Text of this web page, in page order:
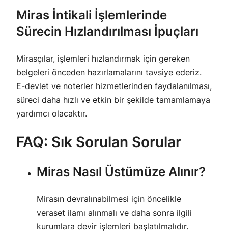
Miras İntikali İşlemlerinde
Sürecin Hızlandırılması İpuçları
Mirasçılar, işlemleri hızlandırmak için gereken
belgeleri önceden hazırlamalarını tavsiye ederiz.
E-devlet ve noterler hizmetlerinden faydalanılması,
süreci daha hızlı ve etkin bir şekilde tamamlamaya
yardımcı olacaktır.
FAQ: Sık Sorulan Sorular
Miras Nasıl Üstümüze Alınır?
Mirasın devralınabilmesi için öncelikle
veraset ilamı alınmalı ve daha sonra ilgili
kurumlara devir işlemleri başlatılmalıdır.